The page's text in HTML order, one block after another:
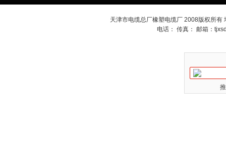
天津市电缆总厂橡塑电缆厂 2008版权所有
电话： 传真： 邮箱：